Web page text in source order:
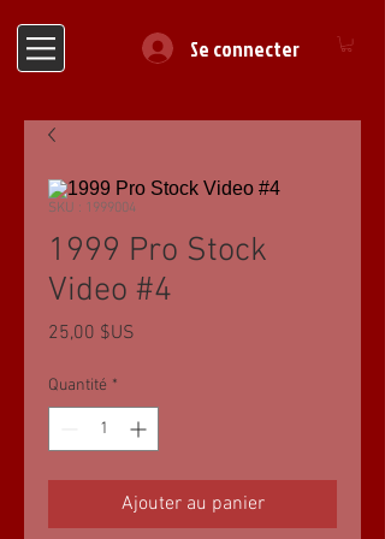
Se connecter
SKU : 1999004
1999 Pro Stock
Video #4
25,00 $US
Quantité *
Ajouter au panier